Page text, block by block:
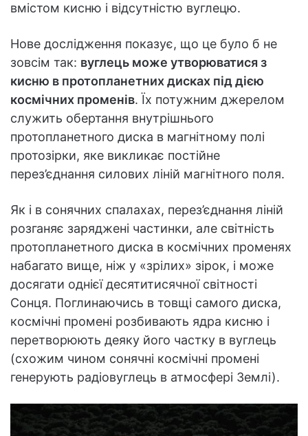
вмістом кисню і відсутністю вуглецю.
Нове дослідження показує, що це було б не
зовсім так: вуглець може утворюватися з
кисню в протопланетних дисках під дією
космічних променів. Їх потужним джерелом
служить обертання внутрішнього
протопланетного диска в магнітному полі
протозірки, яке викликає постійне
перез’єднання силових ліній магнітного поля.
Як і в сонячних спалахах, перез’єднання ліній
розганяє заряджені частинки, але світність
протопланетного диска в космічних променях
набагато вище, ніж у «зрілих» зірок, і може
досягати однієї десятитисячної світності
Сонця. Поглинаючись в товщі самого диска,
космічні промені розбивають ядра кисню і
перетворюють деяку його частку в вуглець
(схожим чином сонячні космічні промені
генерують радіовуглець в атмосфері Землі).